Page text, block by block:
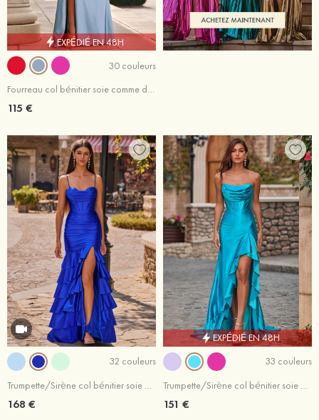
EXPÉDIÉ EN 48H
30 couleurs
Fourreau col bénitier soie comme du satin traîne balayage robe de bal
115 €
32 couleurs
168 €
EXPÉDIÉ EN 48H
33 couleurs
151 €